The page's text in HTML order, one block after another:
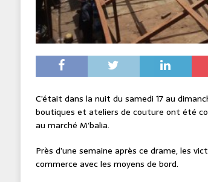
C’était dans la nuit du samedi 17 au
boutiques et ateliers de couture ont été
au marché M’balia.
Près d’une semaine après ce drame, les
commerce avec les moyens de bord.